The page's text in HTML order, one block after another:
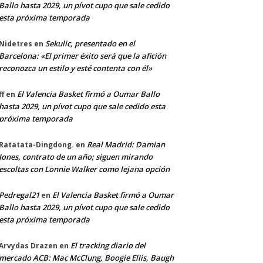
Ballo hasta 2029, un pívot cupo que sale cedido
esta próxima temporada
Nidetres en Sekulic, presentado en el
Barcelona: «El primer éxito será que la afición
reconozca un estilo y esté contenta con él»
en El Valencia Basket firmó a Oumar Ballo
hasta 2029, un pívot cupo que sale cedido esta
próxima temporada
Ratatata-Dingdong. en Real Madrid: Damian
Jones, contrato de un año; siguen mirando
escoltas con Lonnie Walker como lejana opción
Pedregal21en El Valencia Basket firmó a Oumar
Ballo hasta 2029, un pívot cupo que sale cedido
esta próxima temporada
Drazen en El tracking diario del
mercado ACB: Mac McClung, Boogie Ellis, Baugh